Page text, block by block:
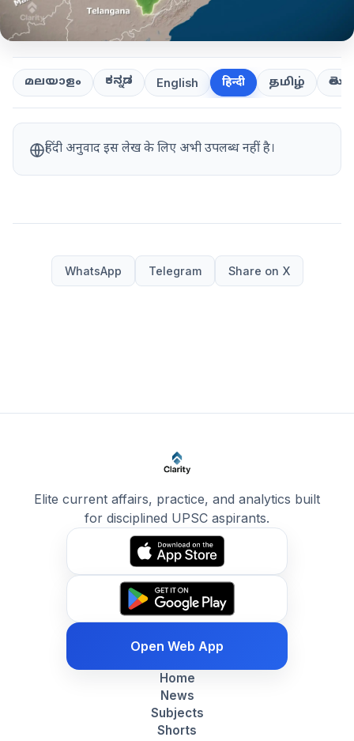
മലയാളം ಕನ್ನಡ English हिन्दी தமிழ்
हिंदी अनुवाद इस लेख के लिए अभी उपलब्ध नहीं है।
WhatsApp Telegram Share on X
Elite current affairs, practice, and analytics built
for disciplined UPSC aspirants.
Open Web App
Home
News
Subjects
Shorts